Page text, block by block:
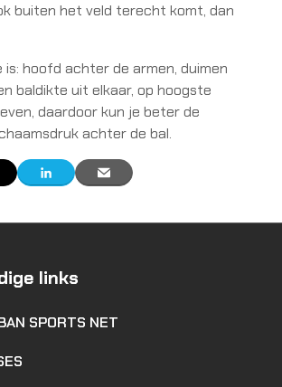
buiten het veld terecht komt, dan
hoofd achter de armen, duimen
baldikte uit elkaar, op hoogste
daardoor kun je beter de
achter de bal.
links
SPORTS NET